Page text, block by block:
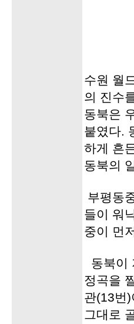
수원 월
의 진수
동북은
붙였다.
하게 흔
동북의
부평동
들이 워
중이 먼
동북이
정곡을
관(13번
그대로